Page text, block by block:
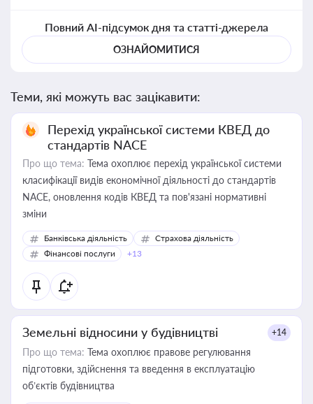
Повний AI-підсумок дня та статті-джерела
ОЗНАЙОМИТИСЯ
Теми, які можуть вас зацікавити:
Перехід української системи КВЕД до
стандартів NACE
Про що тема: Тема охоплює перехід української системи
класифікації видів економічної діяльності до стандартів
NACE, оновлення кодів КВЕД та пов'язані нормативні
зміни
Банківська діяльність
Страхова діяльність
Фінансові послуги
+13
Земельні відносини у будівництві +14
Про що тема: Тема охоплює правове регулювання
підготовки, здійснення та введення в експлуатацію
об’єктів будівництва